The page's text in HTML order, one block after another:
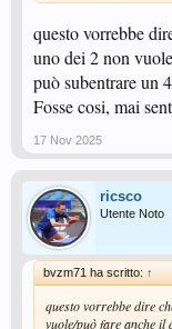
questo vorrebbe
uno dei 2 non
può subentrare un
Fosse cosi, mai
17 Nov 2025
ricsco
Utente Noto
bvzm71 ha scritto: ↑
questo vorrebbe dire
vuole/può fare anche il